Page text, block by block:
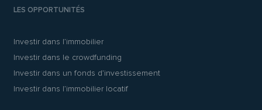
LES OPPORTUNITÉS
Investir dans l’immobilier
Investir dans le crowdfunding
Investir dans un fonds d’investissement
Investir dans l’immobilier locatif